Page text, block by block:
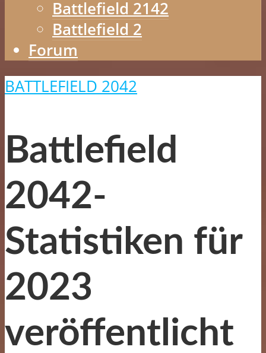
Battlefield 2142
Battlefield 2
Forum
BATTLEFIELD 2042
Battlefield
2042-
Statistiken für
2023
veröffentlicht